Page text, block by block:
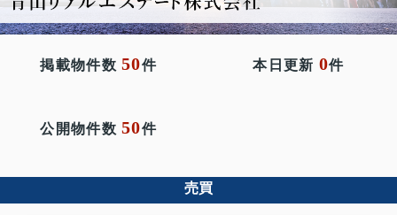
掲載物件数50件 本日更新 0件
公開物件数50件
売買